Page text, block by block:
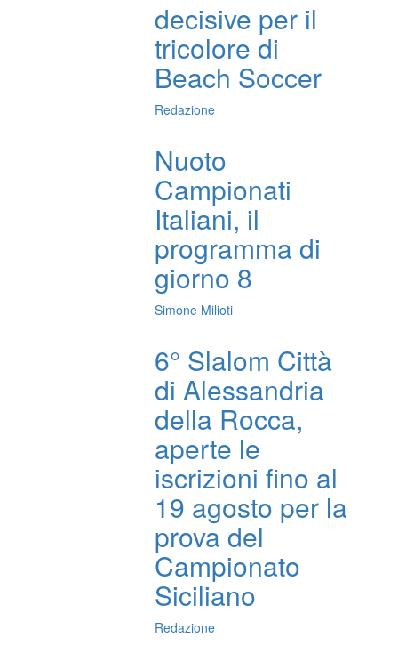
decisive per il
tricolore di
Beach Soccer
Redazione
Nuoto
Campionati
Italiani, il
programma di
giorno 8
Simone Milioti
6° Slalom Città
di Alessandria
della Rocca,
aperte le
iscrizioni fino al
19 agosto per la
prova del
Campionato
Siciliano
Redazione